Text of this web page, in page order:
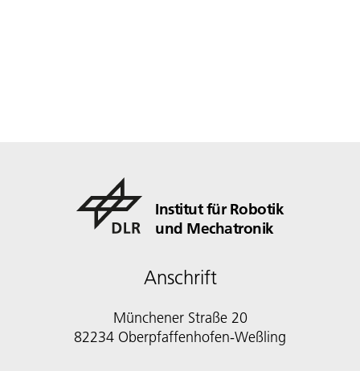
Institut für Robotik
und Mechatronik
Anschrift
Münchener Straße 20
82234 Oberpfaffenhofen-Weßling